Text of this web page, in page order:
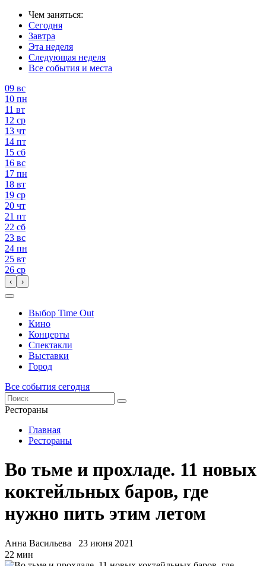
Чем заняться:
Сегодня
Завтра
Эта неделя
Следующая неделя
Все события и места
09 вс
10 пн
11 вт
12 ср
13 чт
14 пт
15 сб
16 вс
17 пн
18 вт
19 ср
20 чт
21 пт
22 сб
23 вс
24 пн
25 вт
26 ср
‹ ›
Выбор Time Out
Кино
Концерты
Спектакли
Выставки
Город
Все события сегодня
Рестораны
Главная
Рестораны
Во тьме и прохладе. 11 новых
коктейльных баров, где
нужно пить этим летом
Анна Васильева
23 июня 2021
22 мин